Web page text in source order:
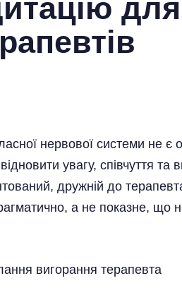
для
нервової системи не є
увагу, співчуття та
дружній до
а не показне,